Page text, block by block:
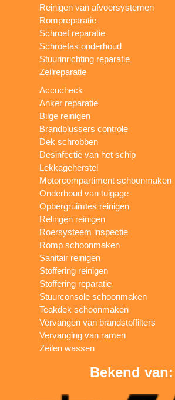
Reinigen van afvoersystemen
Rompreparatie
Schroef reparatie
Schroefas onderhoud
Stuurinrichting reparatie
Zeilreparatie
Accucheck
Anker reparatie
Bilge reinigen
Brandblussers controle
Dek schrobben
Desinfectie van het schip
Lekkageherstel
Motorcompartiment schoonmaken
Onderhoud van tuigage
Opbergruimtes reinigen
Relingen reinigen
Roersysteem inspectie
Romp schoonmaken
Sanitair reinigen
Stoffering reinigen
Stoffering reparatie
Stuurconsole schoonmaken
Teakdek schoonmaken
Vervangen van brandstoffilters
Vervanging van ramen
Zeilen wassen
Bekend van: